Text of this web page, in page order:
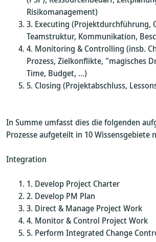
Risikomanagement)
Executing (Projektdurchführung,
Teamstruktur, Kommunikation,
Monitoring & Controlling (insb.
Prozess, Zielkonflikte, "magisches
Time, Budget, ...)
Closing (Projektabschluss,
In Summe umfasst dies die folgenden
Prozesse aufgeteilt in 10 Wissensgebiete
Integration
Develop Project Charter
Develop PM Plan
Direct & Manage Project Work
Monitor & Control Project Work
Perform Integrated Change